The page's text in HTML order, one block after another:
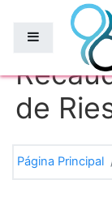
Salta al contenido
Panel lateral
de
Página Principal